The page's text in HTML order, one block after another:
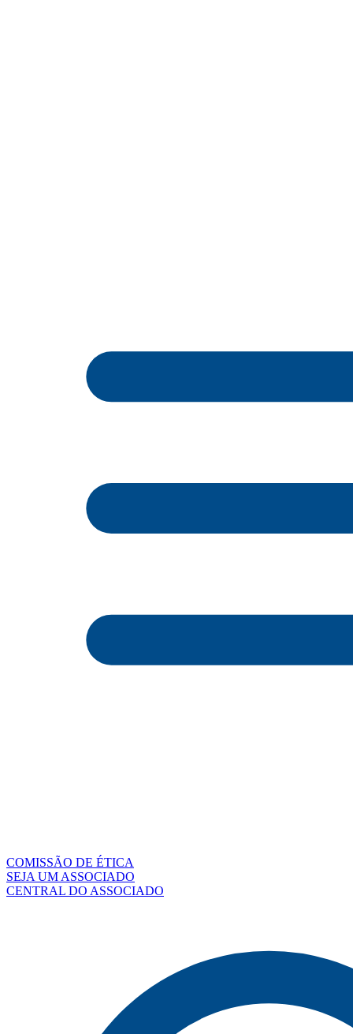
COMISSÃO DE ÉTICA
SEJA UM ASSOCIADO
CENTRAL DO ASSOCIADO